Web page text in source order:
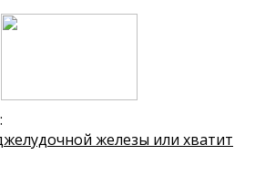
железы или хватит